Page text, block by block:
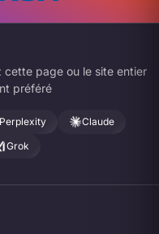
cette page ou le site entier
préféré
Perplexity
Claude
Grok